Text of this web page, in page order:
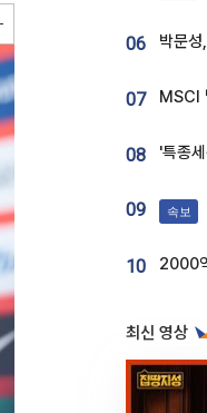
06
07
08
09 속보
10
최신 영상